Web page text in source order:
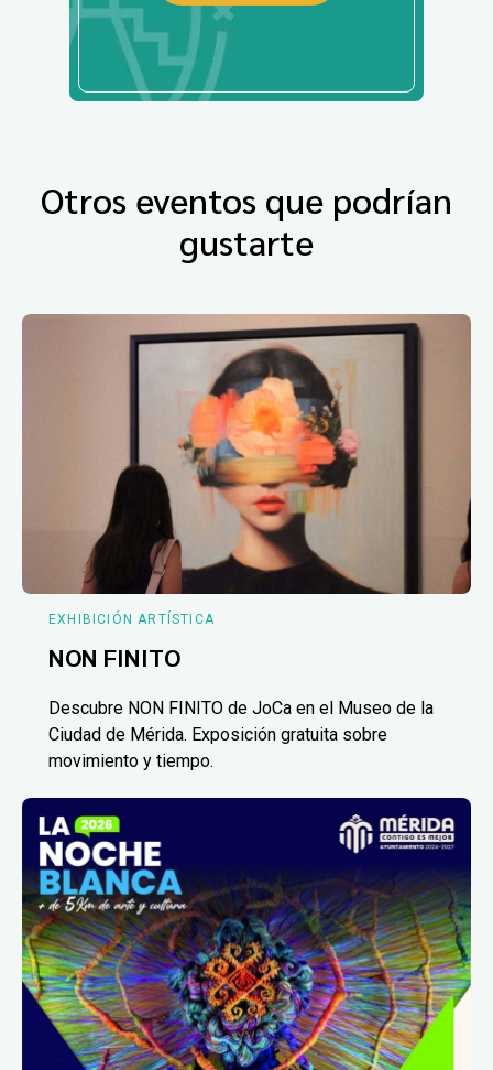
Otros eventos que podrían
gustarte
EXHIBICIÓN ARTÍSTICA
NON FINITO
Descubre NON FINITO de JoCa en el Museo de la
Ciudad de Mérida. Exposición gratuita sobre
movimiento y tiempo.